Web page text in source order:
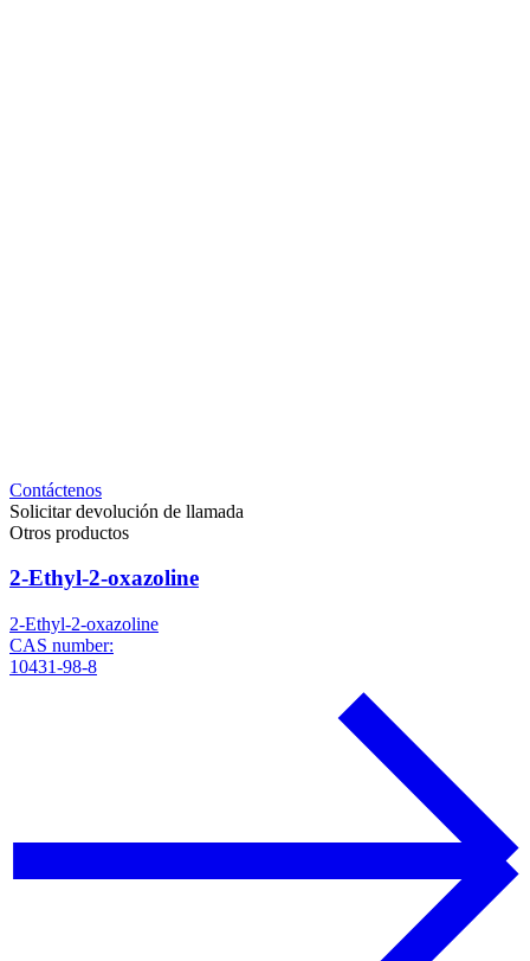
Contáctenos
Solicitar devolución de llamada
Otros productos
2-Ethyl-2-oxazoline
2-Ethyl-2-oxazoline
CAS number:
10431-98-8